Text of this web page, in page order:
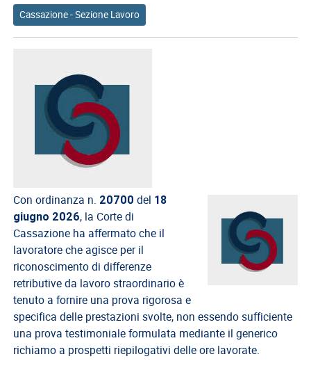
ISCRITTI
I
Lavoro
Ricerca
Iscritti
Modulistica
e
Regolamenti
ANCL
Direttivo
Ancl
ENPACL
Previdenza
Enpacl
Cassazione - Sezione Lavoro
Con ordinanza n. 20700 del 18
giugno 2026, la Corte di
Cassazione ha affermato che il
lavoratore che agisce per il
riconoscimento di differenze
retributive da lavoro straordinario è
tenuto a fornire una prova rigorosa e
specifica delle prestazioni svolte, non essendo sufficiente
una prova testimoniale formulata mediante il generico
richiamo a prospetti riepilogativi delle ore lavorate.